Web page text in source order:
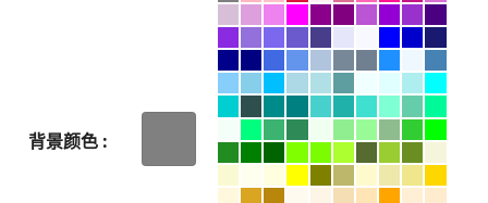
背景颜色